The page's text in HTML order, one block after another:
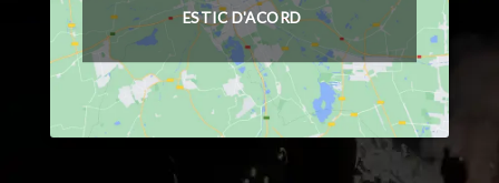
ESTIC D'ACORD